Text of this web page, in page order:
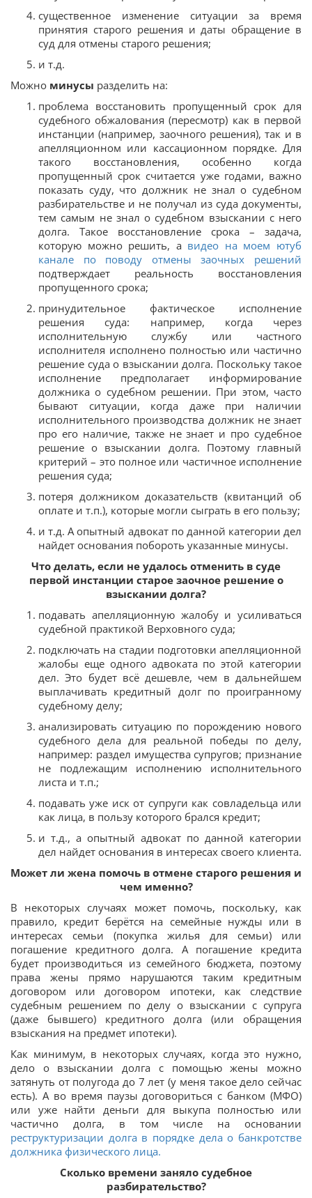
существенное изменение ситуации за время
принятия старого решения и даты обращение в
суд для отмены старого решения;
и т.д.
Можно минусы разделить на:
проблема восстановить пропущенный срок для
судебного обжалования (пересмотр) как в первой
инстанции (например, заочного решения), так и в
апелляционном или кассационном порядке. Для
такого восстановления, особенно когда
пропущенный срок считается уже годами, важно
показать суду, что должник не знал о судебном
разбирательстве и не получал из суда документы,
тем самым не знал о судебном взыскании с него
долга. Такое восстановление срока – задача,
которую можно решить, а видео на моем ютуб
канале по поводу отмены заочных решений
подтверждает реальность восстановления
пропущенного срока;
принудительное фактическое исполнение
решения суда: например, когда через
исполнительную службу или частного
исполнителя исполнено полностью или частично
решение суда о взыскании долга. Поскольку такое
исполнение предполагает информирование
должника о судебном решении. При этом, часто
бывают ситуации, когда даже при наличии
исполнительного производства должник не знает
про его наличие, также не знает и про судебное
решение о взыскании долга. Поэтому главный
критерий – это полное или частичное исполнение
решения суда;
потеря должником доказательств (квитанций об
оплате и т.п.), которые могли сыграть в его пользу;
и т.д. А опытный адвокат по данной категории дел
найдет основания побороть указанные минусы.
Что делать, если не удалось отменить в суде
первой инстанции старое заочное решение о
взыскании долга?
подавать апелляционную жалобу и усиливаться
судебной практикой Верховного суда;
подключать на стадии подготовки апелляционной
жалобы еще одного адвоката по этой категории
дел. Это будет всё дешевле, чем в дальнейшем
выплачивать кредитный долг по проигранному
судебному делу;
анализировать ситуацию по порождению нового
судебного дела для реальной победы по делу,
например: раздел имущества супругов; признание
не подлежащим исполнению исполнительного
листа и т.п.;
подавать уже иск от супруги как совладельца или
как лица, в пользу которого брался кредит;
и т.д., а опытный адвокат по данной категории
дел найдет основания в интересах своего клиента.
Может ли жена помочь в отмене старого решения и
чем именно?
В некоторых случаях может помочь, поскольку, как
правило, кредит берётся на семейные нужды или в
интересах семьи (покупка жилья для семьи) или
погашение кредитного долга. А погашение кредита
будет производиться из семейного бюджета, поэтому
права жены прямо нарушаются таким кредитным
договором или договором ипотеки, как следствие
судебным решением по делу о взыскании с супруга
(даже бывшего) кредитного долга (или обращения
взыскания на предмет ипотеки).
Как минимум, в некоторых случаях, когда это нужно,
дело о взыскании долга с помощью жены можно
затянуть от полугода до 7 лет (у меня такое дело сейчас
есть). А во время паузы договориться с банком (МФО)
или уже найти деньги для выкупа полностью или
частично долга, в том числе на основании
реструктуризации долга в порядке дела о банкротстве
должника физического лица.
Сколько времени заняло судебное
разбирательство?